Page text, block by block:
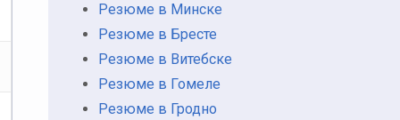
Резюме в Минске
Резюме в Бресте
Резюме в Витебске
Резюме в Гомеле
Резюме в Гродно